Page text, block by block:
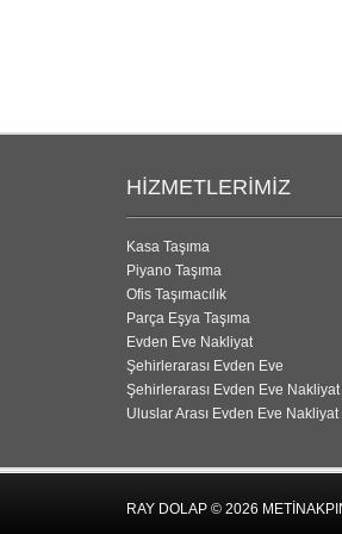
HIZMETLERIMIZ
Kasa Taşıma
Piyano Taşıma
Ofis Taşımacılık
Parça Eşya Taşıma
Evden Eve Nakliyat
Şehirlerarası Evden Eve
Şehirlerarası Evden Eve Nakliyat
Uluslar Arası Evden Eve Nakliyat
RAY DOLAP © 2026